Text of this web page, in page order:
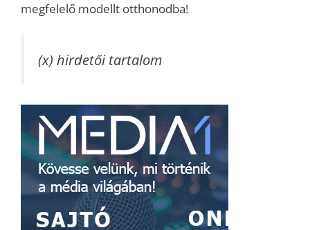
megfelelő modellt otthonodba!
(x) hirdetői tartalom